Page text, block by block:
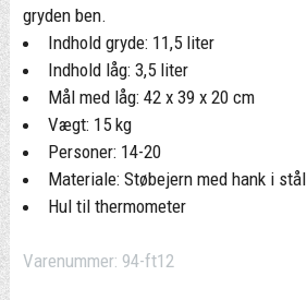
gryden ben.
Indhold gryde: 11,5 liter
Indhold låg: 3,5 liter
Mål med låg: 42 x 39 x 20 cm
Vægt: 15 kg
Personer: 14-20
Materiale: Støbejern med hank i stål
Hul til thermometer
Varenummer: 94-ft12